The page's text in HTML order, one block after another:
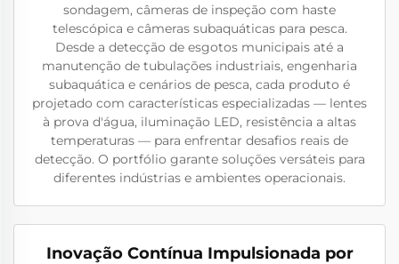
sondagem, câmeras de inspeção com haste
telescópica e câmeras subaquáticas para pesca.
Desde a detecção de esgotos municipais até a
manutenção de tubulações industriais, engenharia
subaquática e cenários de pesca, cada produto é
projetado com características especializadas — lentes
à prova d'água, iluminação LED, resistência a altas
temperaturas — para enfrentar desafios reais de
detecção. O portfólio garante soluções versáteis para
diferentes indústrias e ambientes operacionais.
Inovação Contínua Impulsionada por